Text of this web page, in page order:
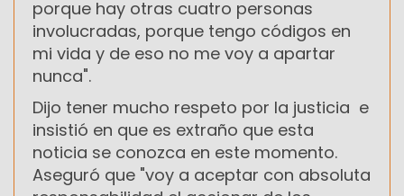
porque hay otras cuatro personas
involucradas, porque tengo códigos en
mi vida y de eso no me voy a apartar
nunca".
Dijo tener mucho respeto por la justicia e
insistió en que es extraño que esta
noticia se conozca en este momento.
Aseguró que "voy a aceptar con absoluta